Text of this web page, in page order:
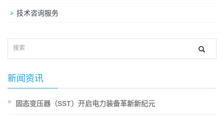
技术咨询服务
新闻资讯
固态变压器（SST）开启电力装备革新新纪元